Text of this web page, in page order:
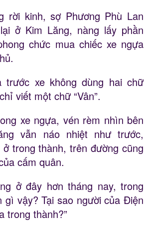
rời kinh, sợ Phương Phù Lan
ở Kim Lăng, nàng lấy phần
chức mua chiếc xe ngựa
trước xe không dùng hai chữ
viết một chữ “Vân”.
xe ngựa, vén rèm nhìn bên
vẫn náo nhiệt như trước,
trong thành, trên đường cũng
cấm quân.
ở đây hơn tháng nay, trong
gì vậy? Tại sao người của Điện
trong thành?”